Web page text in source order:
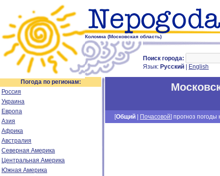
Коломна (Московская область)
Поиск города:
Язык: Русский English
Погода по регионам:
Россия
Украина
Европа
Азия
Африка
Австралия
Северная Америка
Центральная Америка
Южная Америка
[Общий Почасовой] прогноз погоды